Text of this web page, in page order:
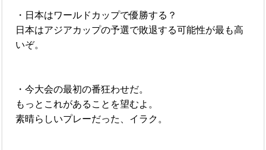
・日本はワールドカップで優勝する？
日本はアジアカップの予選で敗退する可能性が最も高
いぞ。
・今大会の最初の番狂わせだ。
もっとこれがあることを望むよ。
素晴らしいプレーだった、イラク。